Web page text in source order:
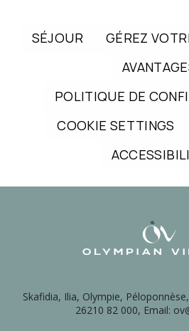
SÉJOUR
GÉREZ
POLITIQUE DE
COOKIE SETTINGS
Skafidia, Ilia, Olympie,
26210 82 000, Email: